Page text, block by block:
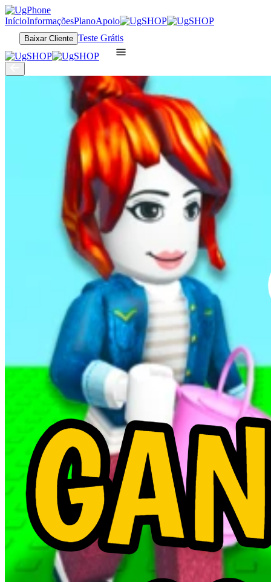
InícioInformaçõesPlanoApoio
Baixar Cliente Teste Grátis